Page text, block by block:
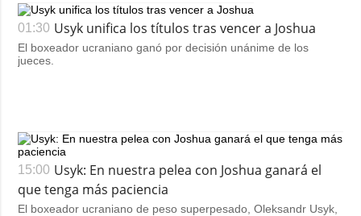
01:30 Usyk unifica los títulos tras vencer a Joshua
El boxeador ucraniano ganó por decisión unánime de los
jueces.
15:00 Usyk: En nuestra pelea con Joshua ganará el
que tenga más paciencia
El boxeador ucraniano de peso superpesado, Oleksandr Usyk,